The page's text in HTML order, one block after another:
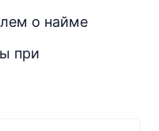
о найме
при